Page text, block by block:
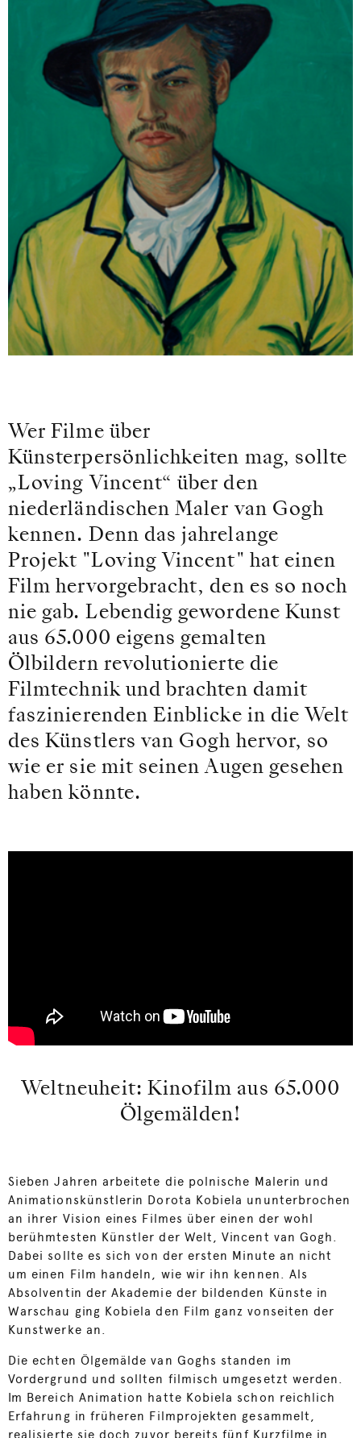
Wer Filme über
Künsterpersönlichkeiten mag, sollte
„Loving Vincent“ über den
niederländischen Maler van Gogh
kennen. Denn das jahrelange
Projekt "Loving Vincent" hat einen
Film hervorgebracht, den es so noch
nie gab. Lebendig gewordene Kunst
aus 65.000 eigens gemalten
Ölbildern revolutionierte die
Filmtechnik und brachten damit
faszinierenden Einblicke in die Welt
des Künstlers van Gogh hervor, so
wie er sie mit seinen Augen gesehen
haben könnte.
Weltneuheit: Kinofilm aus 65.000
Ölgemälden!
Sieben Jahren arbeitete die polnische Malerin und
Animationskünstlerin Dorota Kobiela ununterbrochen
an ihrer Vision eines Filmes über einen der wohl
berühmtesten Künstler der Welt, Vincent van Gogh.
Dabei sollte es sich von der ersten Minute an nicht
um einen Film handeln, wie wir ihn kennen. Als
Absolventin der Akademie der bildenden Künste in
Warschau ging Kobiela den Film ganz vonseiten der
Kunstwerke an.
Die echten Ölgemälde van Goghs standen im
Vordergrund und sollten filmisch umgesetzt werden.
Im Bereich Animation hatte Kobiela schon reichlich
Erfahrung in früheren Filmprojekten gesammelt,
realisierte sie doch zuvor bereits fünf Kurzfilme in